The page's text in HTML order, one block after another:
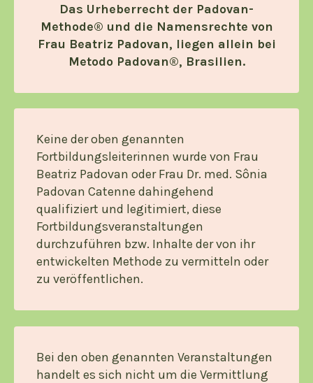
Das Urheberrecht der Padovan-
Methode® und die Namensrechte von
Frau Beatriz Padovan, liegen allein bei
Metodo Padovan®, Brasilien.
Keine der oben genannten
Fortbildungsleiterinnen wurde von Frau
Beatriz Padovan oder Frau Dr. med. Sônia
Padovan Catenne dahingehend
qualifiziert und legitimiert, diese
Fortbildungsveranstaltungen
durchzuführen bzw. Inhalte der von ihr
entwickelten Methode zu vermitteln oder
zu veröffentlichen.
Bei den oben genannten Veranstaltungen
handelt es sich nicht um die Vermittlung